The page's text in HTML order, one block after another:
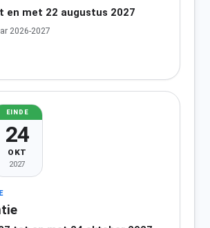
en met 22 augustus 2027
2026-2027
EINDE
24
OKT
2027